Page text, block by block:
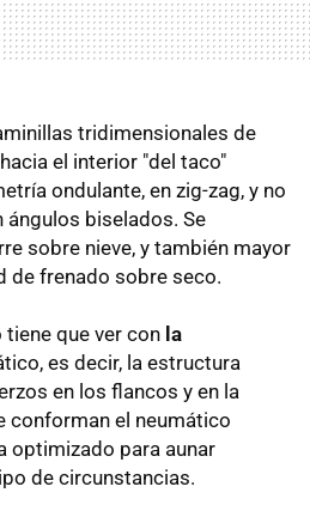
tridimensionales de
el interior "del taco"
ondulante, en zig-zag, y no
ángulos biselados. Se
sobre nieve, y también mayor
de frenado sobre seco.
que ver con la
es decir, la estructura
en los flancos y en la
conforman el neumático
optimizado para aunar
de circunstancias.